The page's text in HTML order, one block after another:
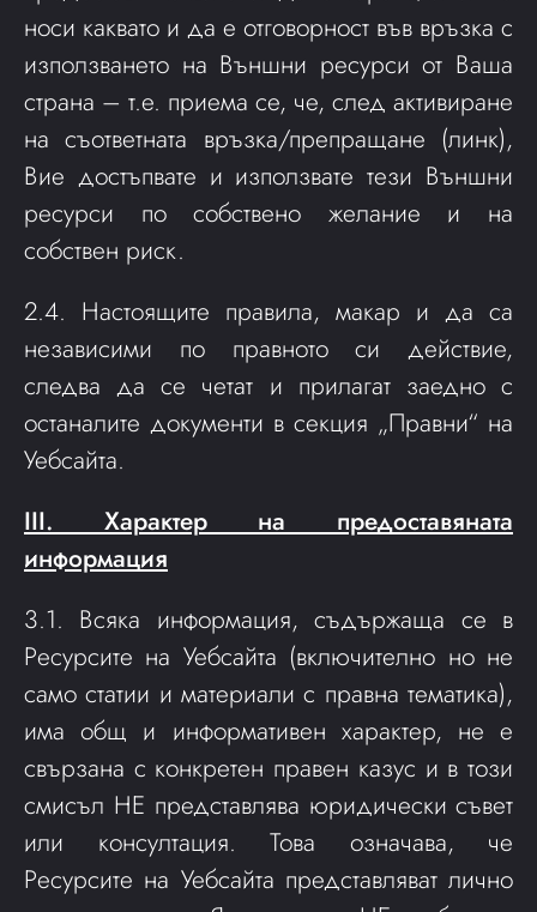
носи каквато и да е отговорност във връзка с
използването на Външни ресурси от Ваша
страна – т.е. приема се, че, след активиране
на съответната връзка/препращане (линк),
Вие достъпвате и използвате тези Външни
ресурси по собствено желание и на
собствен риск.
2.4. Настоящите правила, макар и да са
независими по правното си действие,
следва да се четат и прилагат заедно с
останалите документи в секция „Правни“ на
Уебсайта.
III. Характер на предоставяната
информация
3.1. Всяка информация, съдържаща се в
Ресурсите на Уебсайта (включително но не
само статии и материали с правна тематика),
има общ и информативен характер, не е
свързана с конкретен правен казус и в този
смисъл НЕ представлява юридически съвет
или консултация. Това означава, че
Ресурсите на Уебсайта представляват лично